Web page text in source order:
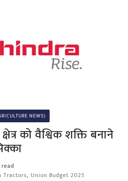
NEWS)
को वैश्विक शक्ति बनाने
Tractors, Union Budget 2025